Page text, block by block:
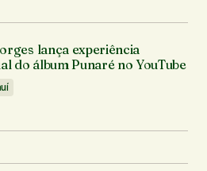
lança experiência
do álbum Punaré no YouTube